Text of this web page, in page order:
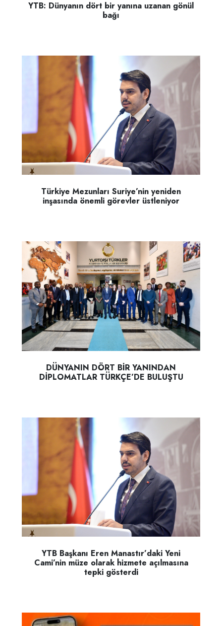
YTB: Dünyanın dört bir yanına uzanan gönül
bağı
Türkiye Mezunları Suriye’nin yeniden
inşasında önemli görevler üstleniyor
DÜNYANIN DÖRT BİR YANINDAN
DİPLOMATLAR TÜRKÇE’DE BULUŞTU
YTB Başkanı Eren Manastır’daki Yeni
Cami’nin müze olarak hizmete açılmasına
tepki gösterdi